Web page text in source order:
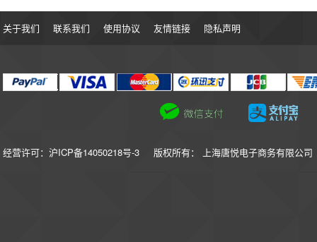
关于我们 联系我们 使用协议 友情链接 隐私声明
经营许可：沪ICP备14050218号-3 版权所有： 上海唐悦电子商务有限公司